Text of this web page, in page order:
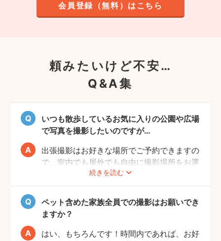
会員登録（無料）はこちら
頼みたいけど不安…
Q&A集
いつも散歩しているお気に入りの公園や広場
で写真を撮影したいのですが…
続きを読む
出張撮影はお好きな場所でご予約できますの
で、室内でも屋外でも自由に撮影場所をお選
びいただけます。
しかし、公園や広場によっては「放し飼い」
や「撮影」が禁止の場所もありますので、事
前にご確認をお願いいたします。
ペット含めた家族全員での撮影はお願いでき
ますか？
はい、もちろんです！時間内であれば、お好